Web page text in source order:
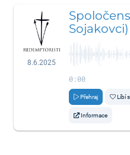
8.6.2025
Sojakovci)
0:00
Přehraj Líbí
Informace